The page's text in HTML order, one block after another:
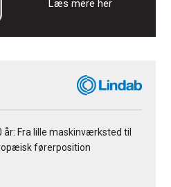
Læs mere her
år: Fra lille maskinværksted til
førerposition